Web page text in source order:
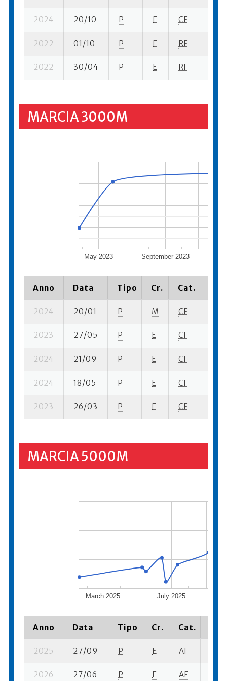
2024 20/10 P E CF
2022 01/10 P E RF
2022 30/04 P E RF
MARCIA 3000M
May 2023 September 2023
Anno Data Tipo Cr. Cat.
2024 20/01 P M CF
2023 27/05 P E CF
2024 21/09 P E CF
2024 18/05 P E CF
2023 26/03 P E CF
MARCIA 5000M
March 2025 July 2025
Anno Data Tipo Cr. Cat.
2025 27/09 P E AF
2026 27/06 P E AF